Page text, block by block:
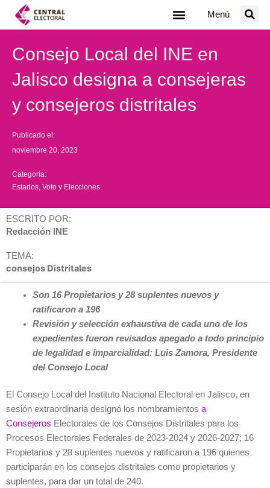
Menú
Consejo Local del INE en
Jalisco designa a consejeras
y consejeros distritales
Publicado el:
noviembre 20, 2023
Categoría:
Estados Voto y Elecciones
ESCRITO POR:
Redacción INE
TEMA:
consejos Distritales
Son 16 Propietarios y 28 suplentes nuevos y
ratificaron a 196
Revisión y selección exhaustiva de cada uno de los
expedientes fueron revisados apegado a todo principio
de legalidad e imparcialidad: Luis Zamora, Presidente
del Consejo Local
El Consejo Local del Instituto Nacional Electoral en Jalisco, en
sesión extraordinaria designó los nombramientos a
Consejeros Electorales de los Consejos Distritales para los
Procesos Electorales Federales de 2023-2024 y 2026-2027; 16
Propietarios y 28 suplentes nuevos y ratificaron a 196 quienes
participarán en los consejos distritales como propietarios y
suplentes, para dar un total de 240.